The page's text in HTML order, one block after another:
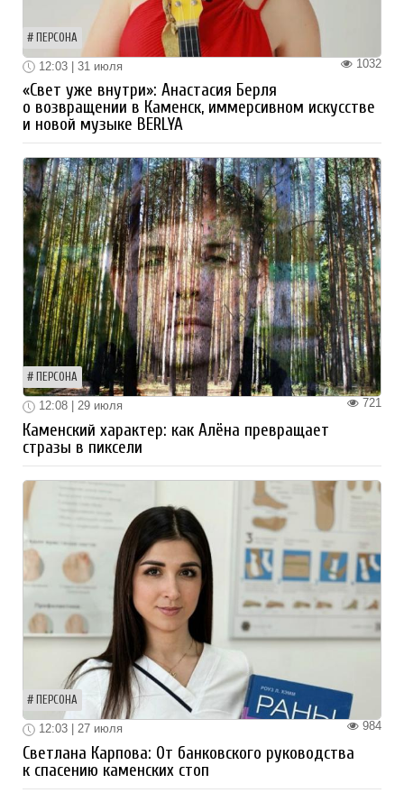
ПЕРСОНА
1032
12:03 | 31 июля
«Свет уже внутри»: Анастасия Берля
о возвращении в Каменск, иммерсивном искусстве
и новой музыке BERLYA
ПЕРСОНА
721
12:08 | 29 июля
Каменский характер: как Алёна превращает
стразы в пиксели
ПЕРСОНА
984
12:03 | 27 июля
Светлана Карпова: От банковского руководства
к спасению каменских стоп